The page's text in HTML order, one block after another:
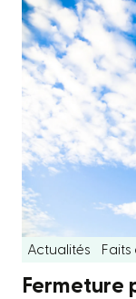
Actualités Faits
Fermeture